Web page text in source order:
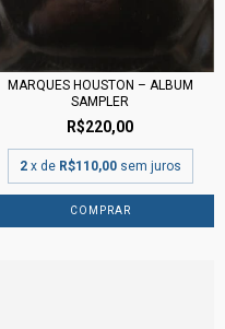
MARQUES HOUSTON – ALBUM
SAMPLER
R$220,00
2 x de R$110,00 sem juros